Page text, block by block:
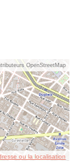
OpenStreetMap
ou la localisation